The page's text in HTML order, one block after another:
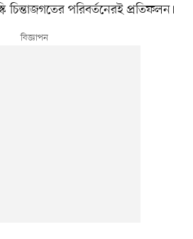
চিন্তাজগতের পরিবর্তনেরই প্রতিফলন।